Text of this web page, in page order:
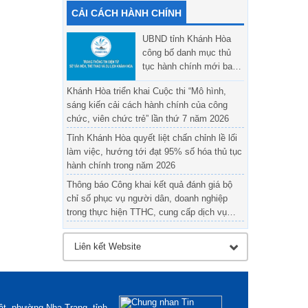
CẢI CÁCH HÀNH CHÍNH
UBND tỉnh Khánh Hòa
công bố danh mục thủ
tục hành chính mới ban
hành, được sửa đổi, bổ
sung và bị bãi bỏ trong
một số lĩnh thuộc thẩm
quyền giải quyết của
UBND tỉnh, Sở Văn hóa,
Thể thao và Du lịch và
UBND cấp xã
Khánh Hòa triển khai Cuộc thi “Mô hình,
sáng kiến cải cách hành chính của công
chức, viên chức trẻ” lần thứ 7 năm 2026
Tỉnh Khánh Hòa quyết liệt chấn chỉnh lề lối
làm việc, hướng tới đạt 95% số hóa thủ tục
hành chính trong năm 2026
Thông báo Công khai kết quả đánh giá bộ
chỉ số phục vụ người dân, doanh nghiệp
trong thực hiện TTHC, cung cấp dịch vụ
công tháng 5 năm 2026